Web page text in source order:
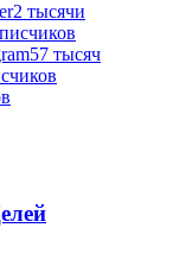
2 тысячи
57 тысяч